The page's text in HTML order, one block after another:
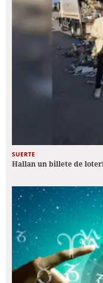
SUERTE
Hallan un billete de